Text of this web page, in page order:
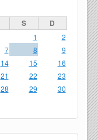
S D
1
2
7 8
9
14 15
16
21 22
23
28 29
30